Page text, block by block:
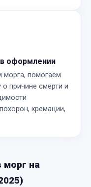
оформлении
морга, помогаем
причине смерти и
кремации,
морг на